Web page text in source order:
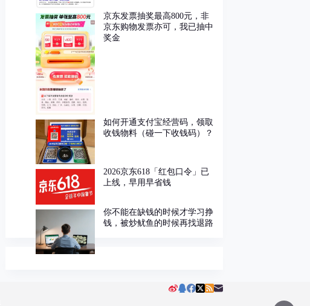
京东发票抽奖最高800元，非
京东购物发票亦可，我已抽中
奖金
如何开通支付宝经营码，领取
收钱物料（碰一下收钱码）？
2026京东618「红包口令」已
上线，早用早省钱
你不能在缺钱的时候才学习挣
钱，被炒鱿鱼的时候再找退路